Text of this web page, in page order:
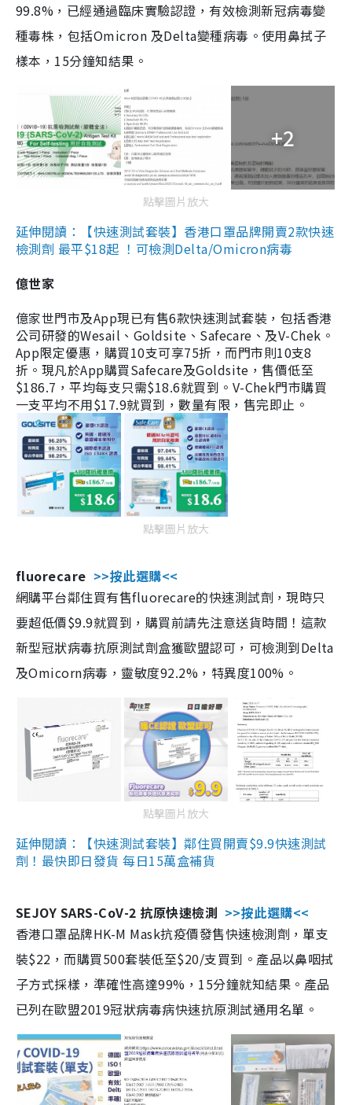
99.8%，已經通過臨床實驗認證，有效檢測新冠病毒變
種毒株，包括Omicron 及Delta變種病毒。使用鼻拭子
樣本，15分鐘知結果。
+2
點擊圖片放大
延伸閱讀：【快速測試套裝】香港口罩品牌開賣2款快速
檢測劑 最平$18起 ！可檢測Delta/Omicron病毒
億世家
億家世門市及App現已有售6款快速測試套裝，包括香港
公司研發的Wesail、Goldsite、Safecare、及V-Chek。
App限定優惠，購買10支可享75折，而門市則10支8
折。現凡於App購買Safecare及Goldsite，售價低至
$186.7，平均每支只需$18.6就買到。V-Chek門市購買
一支平均不用$17.9就買到，數量有限，售完即止。
點擊圖片放大
fluorecare >>按此選購<<
網購平台鄰住買有售fluorecare的快速測試劑，現時只
要超低價$9.9就買到，購買前請先注意送貨時間！這款
新型冠狀病毒抗原測試劑盒獲歐盟認可，可檢測到Delta
及Omicorn病毒，靈敏度92.2%，特異度100%。
點擊圖片放大
延伸閱讀：【快速測試套裝】鄰住買開賣$9.9快速測試
劑！最快即日發貨 每日15萬盒補貨
SEJOY SARS-CoV-2 抗原快速檢測 >>按此選購<<
香港口罩品牌HK-M Mask抗疫價發售快速檢測劑，單支
裝$22，而購買500套裝低至$20/支買到。產品以鼻咽拭
子方式採樣，準確性高達99%，15分鐘就知結果。產品
已列在歐盟2019冠狀病毒病快速抗原測試通用名單。